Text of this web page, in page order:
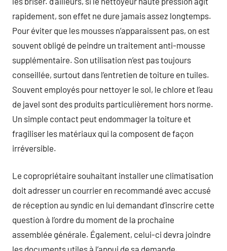
rapidement, son effet ne dure jamais assez longtemps.
Pour éviter que les mousses n’apparaissent pas, on est
souvent obligé de peindre un traitement anti-mousse
supplémentaire. Son utilisation n’est pas toujours
conseillée, surtout dans l’entretien de toiture en tuiles.
Souvent employés pour nettoyer le sol, le chlore et l’eau
de javel sont des produits particulièrement hors norme.
Un simple contact peut endommager la toiture et
fragiliser les matériaux qui la composent de façon
irréversible.
Le copropriétaire souhaitant installer une climatisation
doit adresser un courrier en recommandé avec accusé
de réception au syndic en lui demandant d’inscrire cette
question à l’ordre du moment de la prochaine
assemblée générale. Également, celui-ci devra joindre
les documents utiles à l’appui de sa demande.